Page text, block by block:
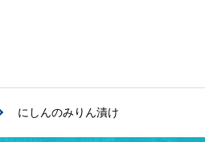
にしんのみりん漬け